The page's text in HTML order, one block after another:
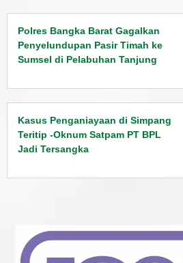
Polres Bangka Barat Gagalkan
Penyelundupan Pasir Timah ke
Sumsel di Pelabuhan Tanjung
Kasus Penganiayaan di Simpang
Teritip -Oknum Satpam PT BPL
Jadi Tersangka